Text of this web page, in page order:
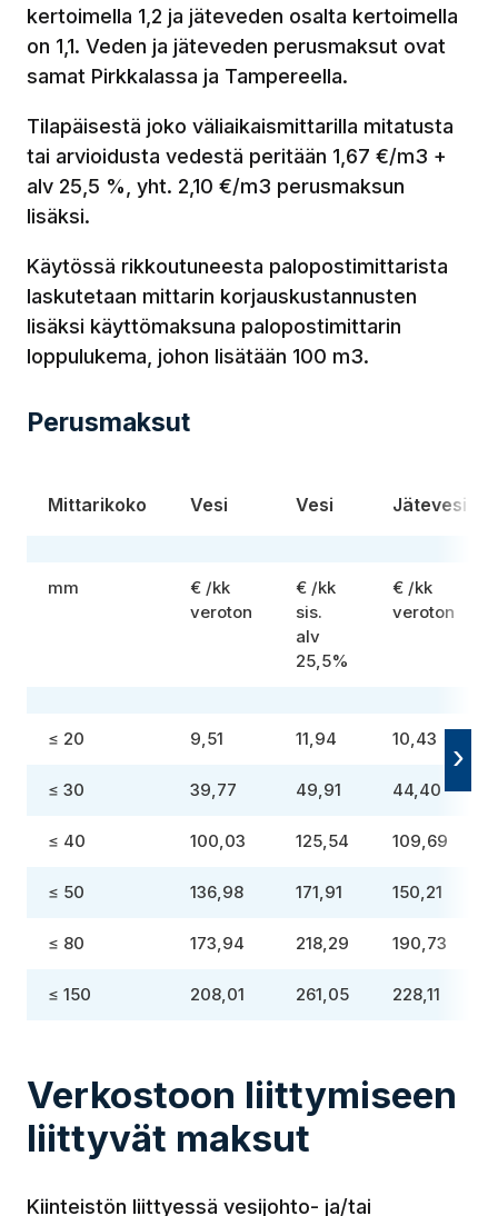
kertoimella 1,2 ja jäteveden osalta kertoimella
on 1,1. Veden ja jäteveden perusmaksut ovat
samat Pirkkalassa ja Tampereella.
Tilapäisestä joko väliaikaismittarilla mitatusta
tai arvioidusta vedestä peritään 1,67 €/m3 +
alv 25,5 %, yht. 2,10 €/m3 perusmaksun
lisäksi.
Käytössä rikkoutuneesta palopostimittarista
laskutetaan mittarin korjauskustannusten
lisäksi käyttömaksuna palopostimittarin
loppulukema, johon lisätään 100 m3.
Perusmaksut
Mittarikoko Vesi Vesi Jätevesi
mm
€ /kk
veroton
€ /kk
sis.
alv
25,5%
€ /kk
veroton
≤ 20 9,51 11,94 10,43
≤ 30 39,77 49,91 44,40
≤ 40 100,03 125,54 109,69
≤ 50 136,98 171,91 150,21
≤ 80 173,94 218,29 190,73
≤ 150 208,01 261,05 228,11
Verkostoon liittymiseen
liittyvät maksut
Kiinteistön liittyessä vesijohto- ja/tai